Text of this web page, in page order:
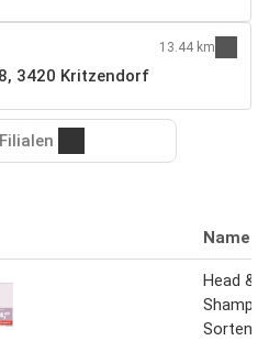
3420 Kritzendorf
13.44 km
Name
Head &
Sorten